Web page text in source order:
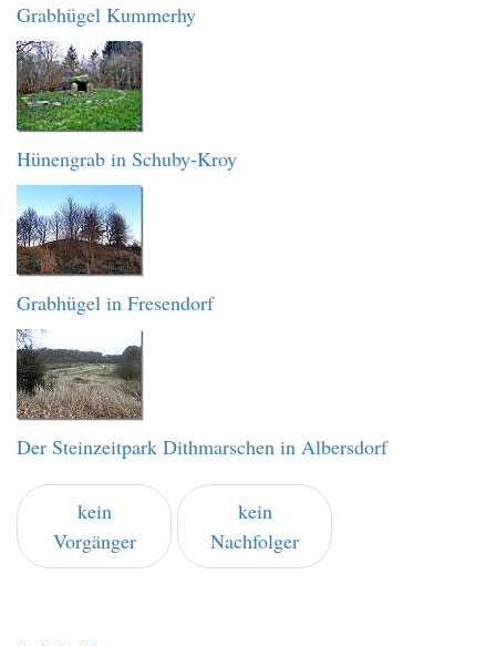
Grabhügel Kummerhy
Hünengrab in Schuby-Kroy
Grabhügel in Fresendorf
Der Steinzeitpark Dithmarschen in Albersdorf
kein
Vorgänger
kein
Nachfolger